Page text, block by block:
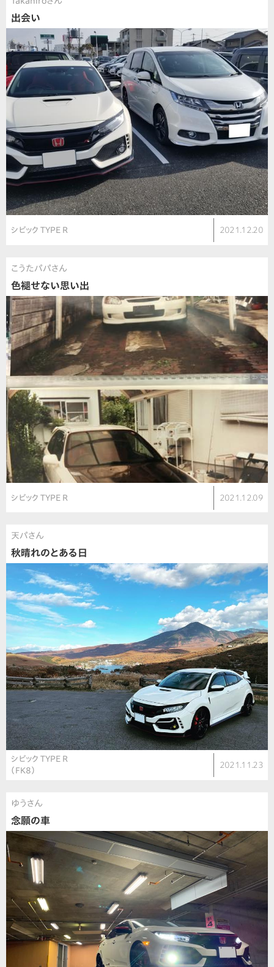
出会い
シビック TYPE R 2021.12.20
こうたパパさん
色褪せない思い出
シビック TYPE R 2021.12.09
天パさん
秋晴れのとある日
シビック TYPE R
（FK8）
2021.11.23
ゆうさん
念願の車